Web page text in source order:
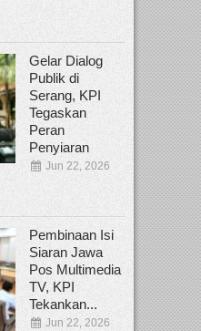
Gelar Dialog
Publik di
Serang, KPI
Tegaskan
Peran
Penyiaran
Jun 22, 2026
Pembinaan Isi
Siaran Jawa
Pos Multimedia
TV, KPI
Tekankan...
Jun 22, 2026